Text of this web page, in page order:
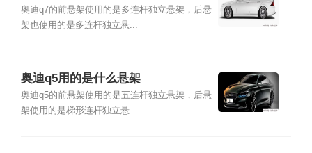
奥迪q7的前悬架使用的是多连杆独立悬架，后悬
架也使用的是多连杆独立悬...
奥迪q5用的是什么悬架
奥迪q5的前悬架使用的是五连杆独立悬架，后悬
架使用的是梯形连杆独立悬...